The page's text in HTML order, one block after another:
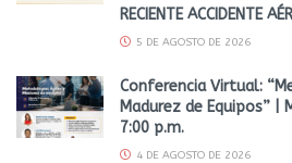
RECIENTE ACCIDENTE
5 DE AGOSTO DE 2026
Conferencia Virtual:
Madurez de Equipos” |
7:00 p.m.
4 DE AGOSTO DE 2026